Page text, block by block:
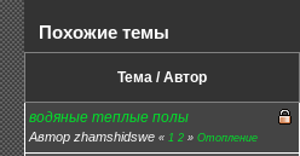
Похожие темы
Тема / Автор
водяные теплые полы
Автор zhamshidswe « 1 2 » Отопление